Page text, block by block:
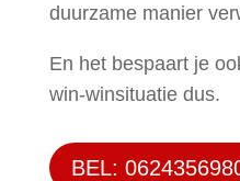
duurzame manier
En het bespaart je
win-winsituatie dus.
BEL: